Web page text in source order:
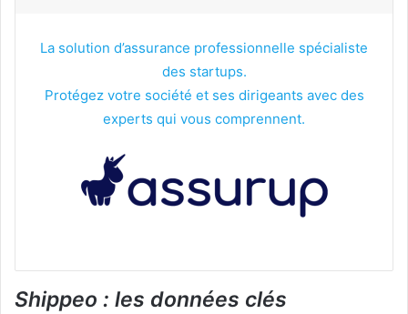
La solution d’assurance professionnelle spécialiste
des startups.
Protégez votre société et ses dirigeants avec des
experts qui vous comprennent.
Shippeo : les données clés